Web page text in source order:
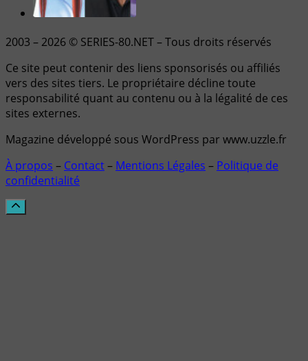
2003 – 2026 © SERIES-80.NET – Tous droits réservés
Ce site peut contenir des liens sponsorisés ou affiliés
vers des sites tiers. Le propriétaire décline toute
responsabilité quant au contenu ou à la légalité de ces
sites externes.
Magazine développé sous WordPress par www.uzzle.fr
À propos – Contact– Mentions Légales – Politique de
confidentialité